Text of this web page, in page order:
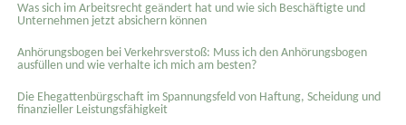
Was sich im Arbeitsrecht geändert hat und wie sich Beschäftigte und
Unternehmen jetzt absichern können
Anhörungsbogen bei Verkehrsverstoß: Muss ich den Anhörungsbogen
ausfüllen und wie verhalte ich mich am besten?
Die Ehegattenbürgschaft im Spannungsfeld von Haftung, Scheidung und
finanzieller Leistungsfähigkeit